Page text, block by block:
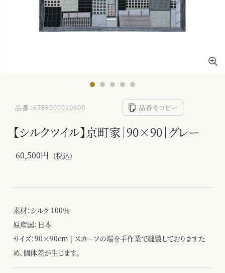
品番：6789000010600 品番をコピー
【シルクツイル】京町家｜90×90｜グレー
60,500円 (税込)
素材：シルク 100％
原産国：日本
サイズ：90×90cm | スカーフの端を手作業で縫製しておりますた
め、個体差が生じます。